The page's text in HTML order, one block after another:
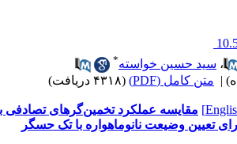
،سید حسین خواسته*
| متن کامل (PDF) (۴۳۱۸ دریافت)
مقایسه عملکرد تخمین‌گرهای تصادفی با
تعیین وضیعت نانوماهواره با تک حسگر